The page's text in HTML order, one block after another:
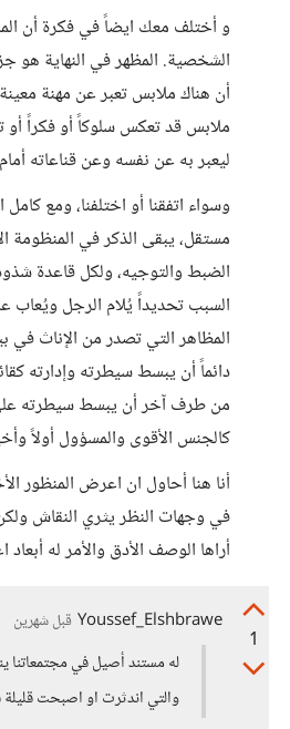
و أختلف معك ايضاً في فكرة أن
الشخصية. المظهر في النهاية هو
أن هناك ملابس تعبر عن مهنة
ملابس قد تعكس سلوكاً أو فكراً
ليعبر به عن نفسه وعن قناعاته
وسواء اتفقنا أو اختلفنا، ومع
مستقل، يبقى الذكر في المنظومة
الضبط والتوجيه، ولكل قاعدة
السبب تحديداً يُلام الرجل
المظاهر التي تصدر من الإناث في
دائماً أن يبسط سيطرته وإدارته
من طرف آخر أن يبسط سيطرته
كالجنس الأقوى والمسؤول أولاً
أنا هنا أحاول ان اعرض المنظور
في وجهات النظر يثري النقاش
أراها الوصف الأدق والأمر له
1
Youssef_Elshbrawe قبل شهرين
له مستند أصيل في مجتمعاتنا
والتي اندثرت او اصبحت